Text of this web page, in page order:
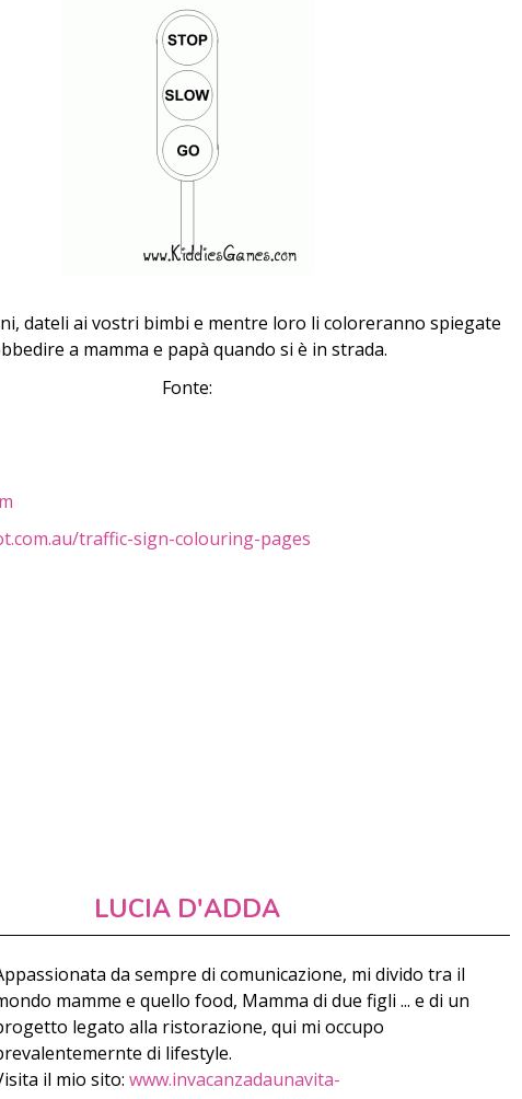
dateli ai vostri bimbi e mentre loro li coloreranno spiegate
a mamma e papà quando si è in strada.
Fonte:
traffic-sign-colouring-pages
LUCIA D'ADDA
da sempre di comunicazione, mi divido tra il
mamme e quello food, Mamma di due figli ... e di un
legato alla ristorazione, qui mi occupo
di lifestyle.
il mio sito: www.invacanzadaunavita-